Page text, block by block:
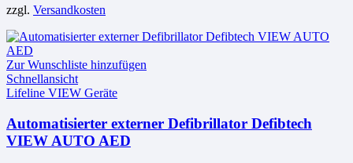
zzgl. Versandkosten
Zur Wunschliste hinzufügen
Schnellansicht
Lifeline VIEW Geräte
Automatisierter externer Defibrillator Defibtech
VIEW AUTO AED